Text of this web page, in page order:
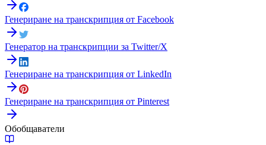
Генериране на транскрипция от Facebook
Генератор на транскрипции за Twitter/X
Генериране на транскрипция от LinkedIn
Генериране на транскрипция от Pinterest
Обобщаватели